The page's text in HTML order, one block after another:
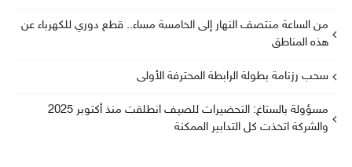
من الساعة منتصف النهار إلى الخامسة مساء.. قطع دوري للكهرباء عن
هذه المناطق
سحب رزنامة بطولة الرابطة المحترفة الأولى
مسؤولة بالستاغ: التحضيرات للصيف انطلقت منذ أكتوبر 2025
والشركة اتخذت كل التدابير الممكنة